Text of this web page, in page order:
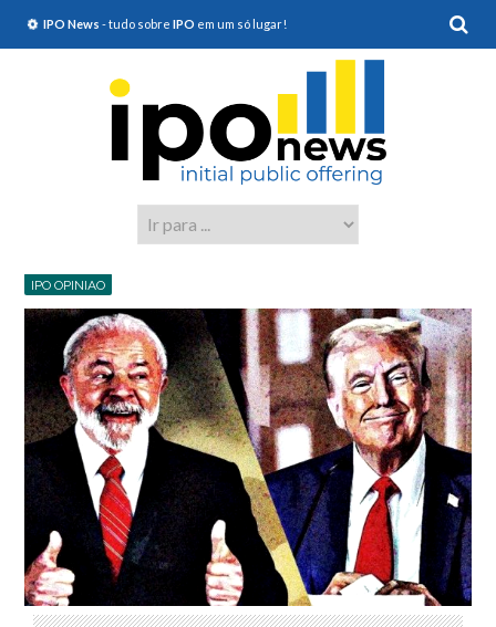
IPO News - tudo sobre IPO em um só lugar!
IPO OPINIAO